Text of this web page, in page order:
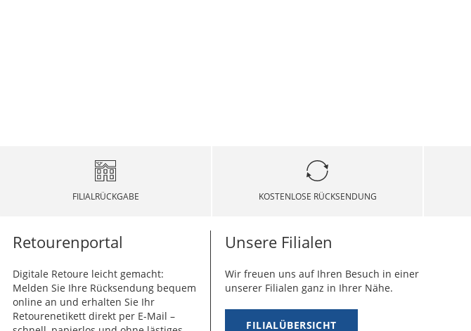
FILIALRÜCKGABE KOSTENLOSE RÜCKSENDUNG
Retourenportal
Digitale Retoure leicht gemacht:
Melden Sie Ihre Rücksendung bequem
online an und erhalten Sie Ihr
Retourenetikett direkt per E-Mail –
Unsere Filialen
Wir freuen uns auf Ihren Besuch in einer
unserer Filialen ganz in Ihrer Nähe.
FILIALÜBERSICHT